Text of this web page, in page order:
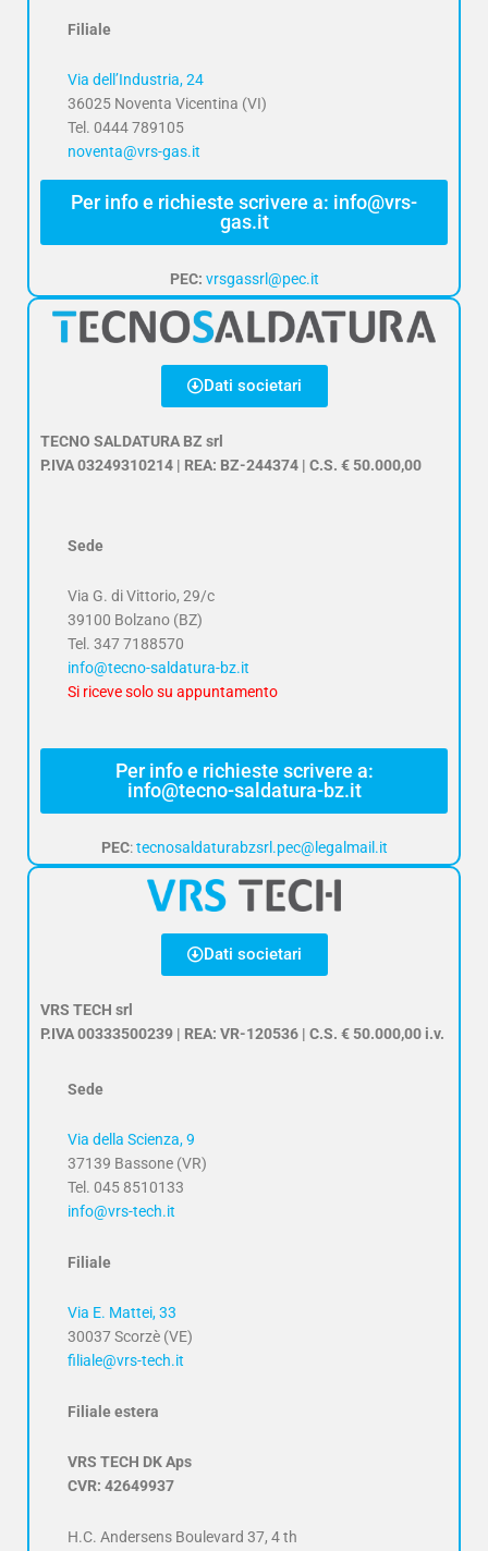
Filiale
Via dell’Industria, 24
36025 Noventa Vicentina (VI)
Tel. 0444 789105
noventa@vrs-gas.it
Per info e richieste scrivere a: info@vrs-
gas.it
PEC: vrsgassrl@pec.it
Dati societari
TECNO SALDATURA BZ srl
P.IVA 03249310214 | REA: BZ-244374 | C.S. € 50.000,00
Sede
Via G. di Vittorio, 29/c
39100 Bolzano (BZ)
Tel. 347 7188570
info@tecno-saldatura-bz.it
Si riceve solo su appuntamento
Per info e richieste scrivere a:
info@tecno-saldatura-bz.it
PEC:tecnosaldaturabzsrl.pec@legalmail.it
Dati societari
VRS TECH srl
P.IVA 00333500239 | REA: VR-120536 | C.S. € 50.000,00 i.v.
Sede
Via della Scienza, 9
37139 Bassone (VR)
Tel. 045 8510133
info@vrs-tech.it
Filiale
Via E. Mattei, 33
30037 Scorzè (VE)
filiale@vrs-tech.it
Filiale estera
VRS TECH DK Aps
CVR: 42649937
H.C. Andersens Boulevard 37, 4 th